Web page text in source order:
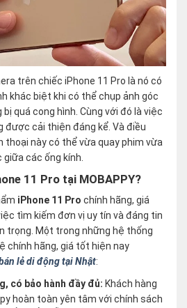
trên chiếc iPhone 11 Pro là nó có
khác biệt khi có thể chụp ảnh góc
quá cong hình. Cùng với đó là việc
được cải thiện đáng kể. Và điều
thoại này có thể vừa quay phim vừa
các ống kính.
11 Pro tại MOBAPPY?
iPhone 11 Pro chính hãng, giá
tìm kiếm đơn vị uy tín và đáng tin
trọng. Một trong những hệ thống
chính hãng, giá tốt hiện nay
lẻ di động tại Nhật:
có bảo hành đầy đủ: Khách hàng
hoàn toàn yên tâm với chính sách